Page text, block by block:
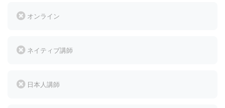
オンライン
ネイティブ講師
日本人講師